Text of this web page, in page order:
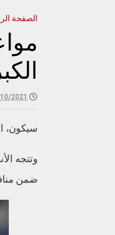
الصفحة
2021
سيكون،
وتتجه
ضمن